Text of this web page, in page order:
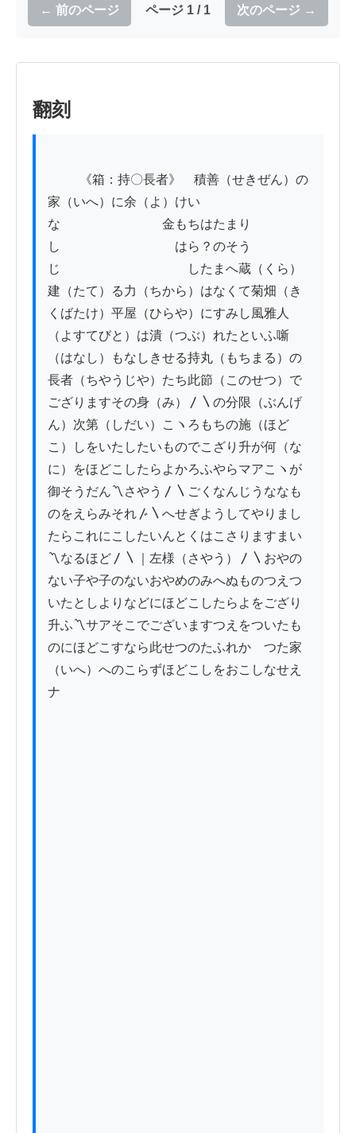
← 前のページ ページ 1 / 1 次のページ →
翻刻
家（いへ）に余（よ）けい
な　　　　　　　　金もちはたまり
し　　　　　　　　　はら？のそう
じ　　　　　　　　　　したまへ蔵（くら）
建（たて）る力（ちから）はなくて菊畑（き
くばたけ）平屋（ひらや）にすみし風雅人
（よすてびと）は潰（つぶ）れたといふ噺
（はなし）もなしきせる持丸（もちまる）の
長者（ちやうじや）たち此節（このせつ）で
ござりますその身（み）〳〵の分限（ぶんげ
ん）次第（しだい）こヽろもちの施（ほど
こ）しをいたしたいものでこざり升が何（な
に）をほどこしたらよかろふやらマアこヽが
御そうだん〽さやう〳〵ごくなんじうななも
のをえらみそれ〴〵へせぎようしてやりまし
たらこれにこしたいんとくはこさりますまい
〽なるほど〳〵｜左様（さやう）〳〵おやの
ない子や子のないおやめのみへぬものつえつ
いたとしよりなどにほどこしたらよをござり
升ふ〽サアそこでございますつえをついたも
のにほどこすなら此せつのたふれかゝつた家
（いへ）へのこらずほどこしをおこしなせえ
ナ